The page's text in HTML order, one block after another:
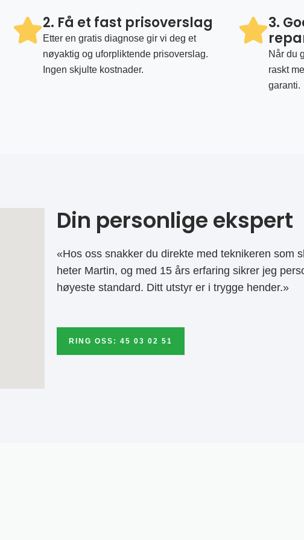
2. Få et fast prisoverslag
Etter en gratis diagnose gir vi deg et
nøyaktig og uforpliktende prisoverslag.
Ingen skjulte kostnader.
3.
Når du
raskt
garanti.
Din personlige ekspert
«Hos oss snakker du direkte med teknikeren som
heter Martin, og med 15 års erfaring sikrer jeg
høyeste standard. Ditt utstyr er i trygge hender.»
RING OSS: 45 03 02 51